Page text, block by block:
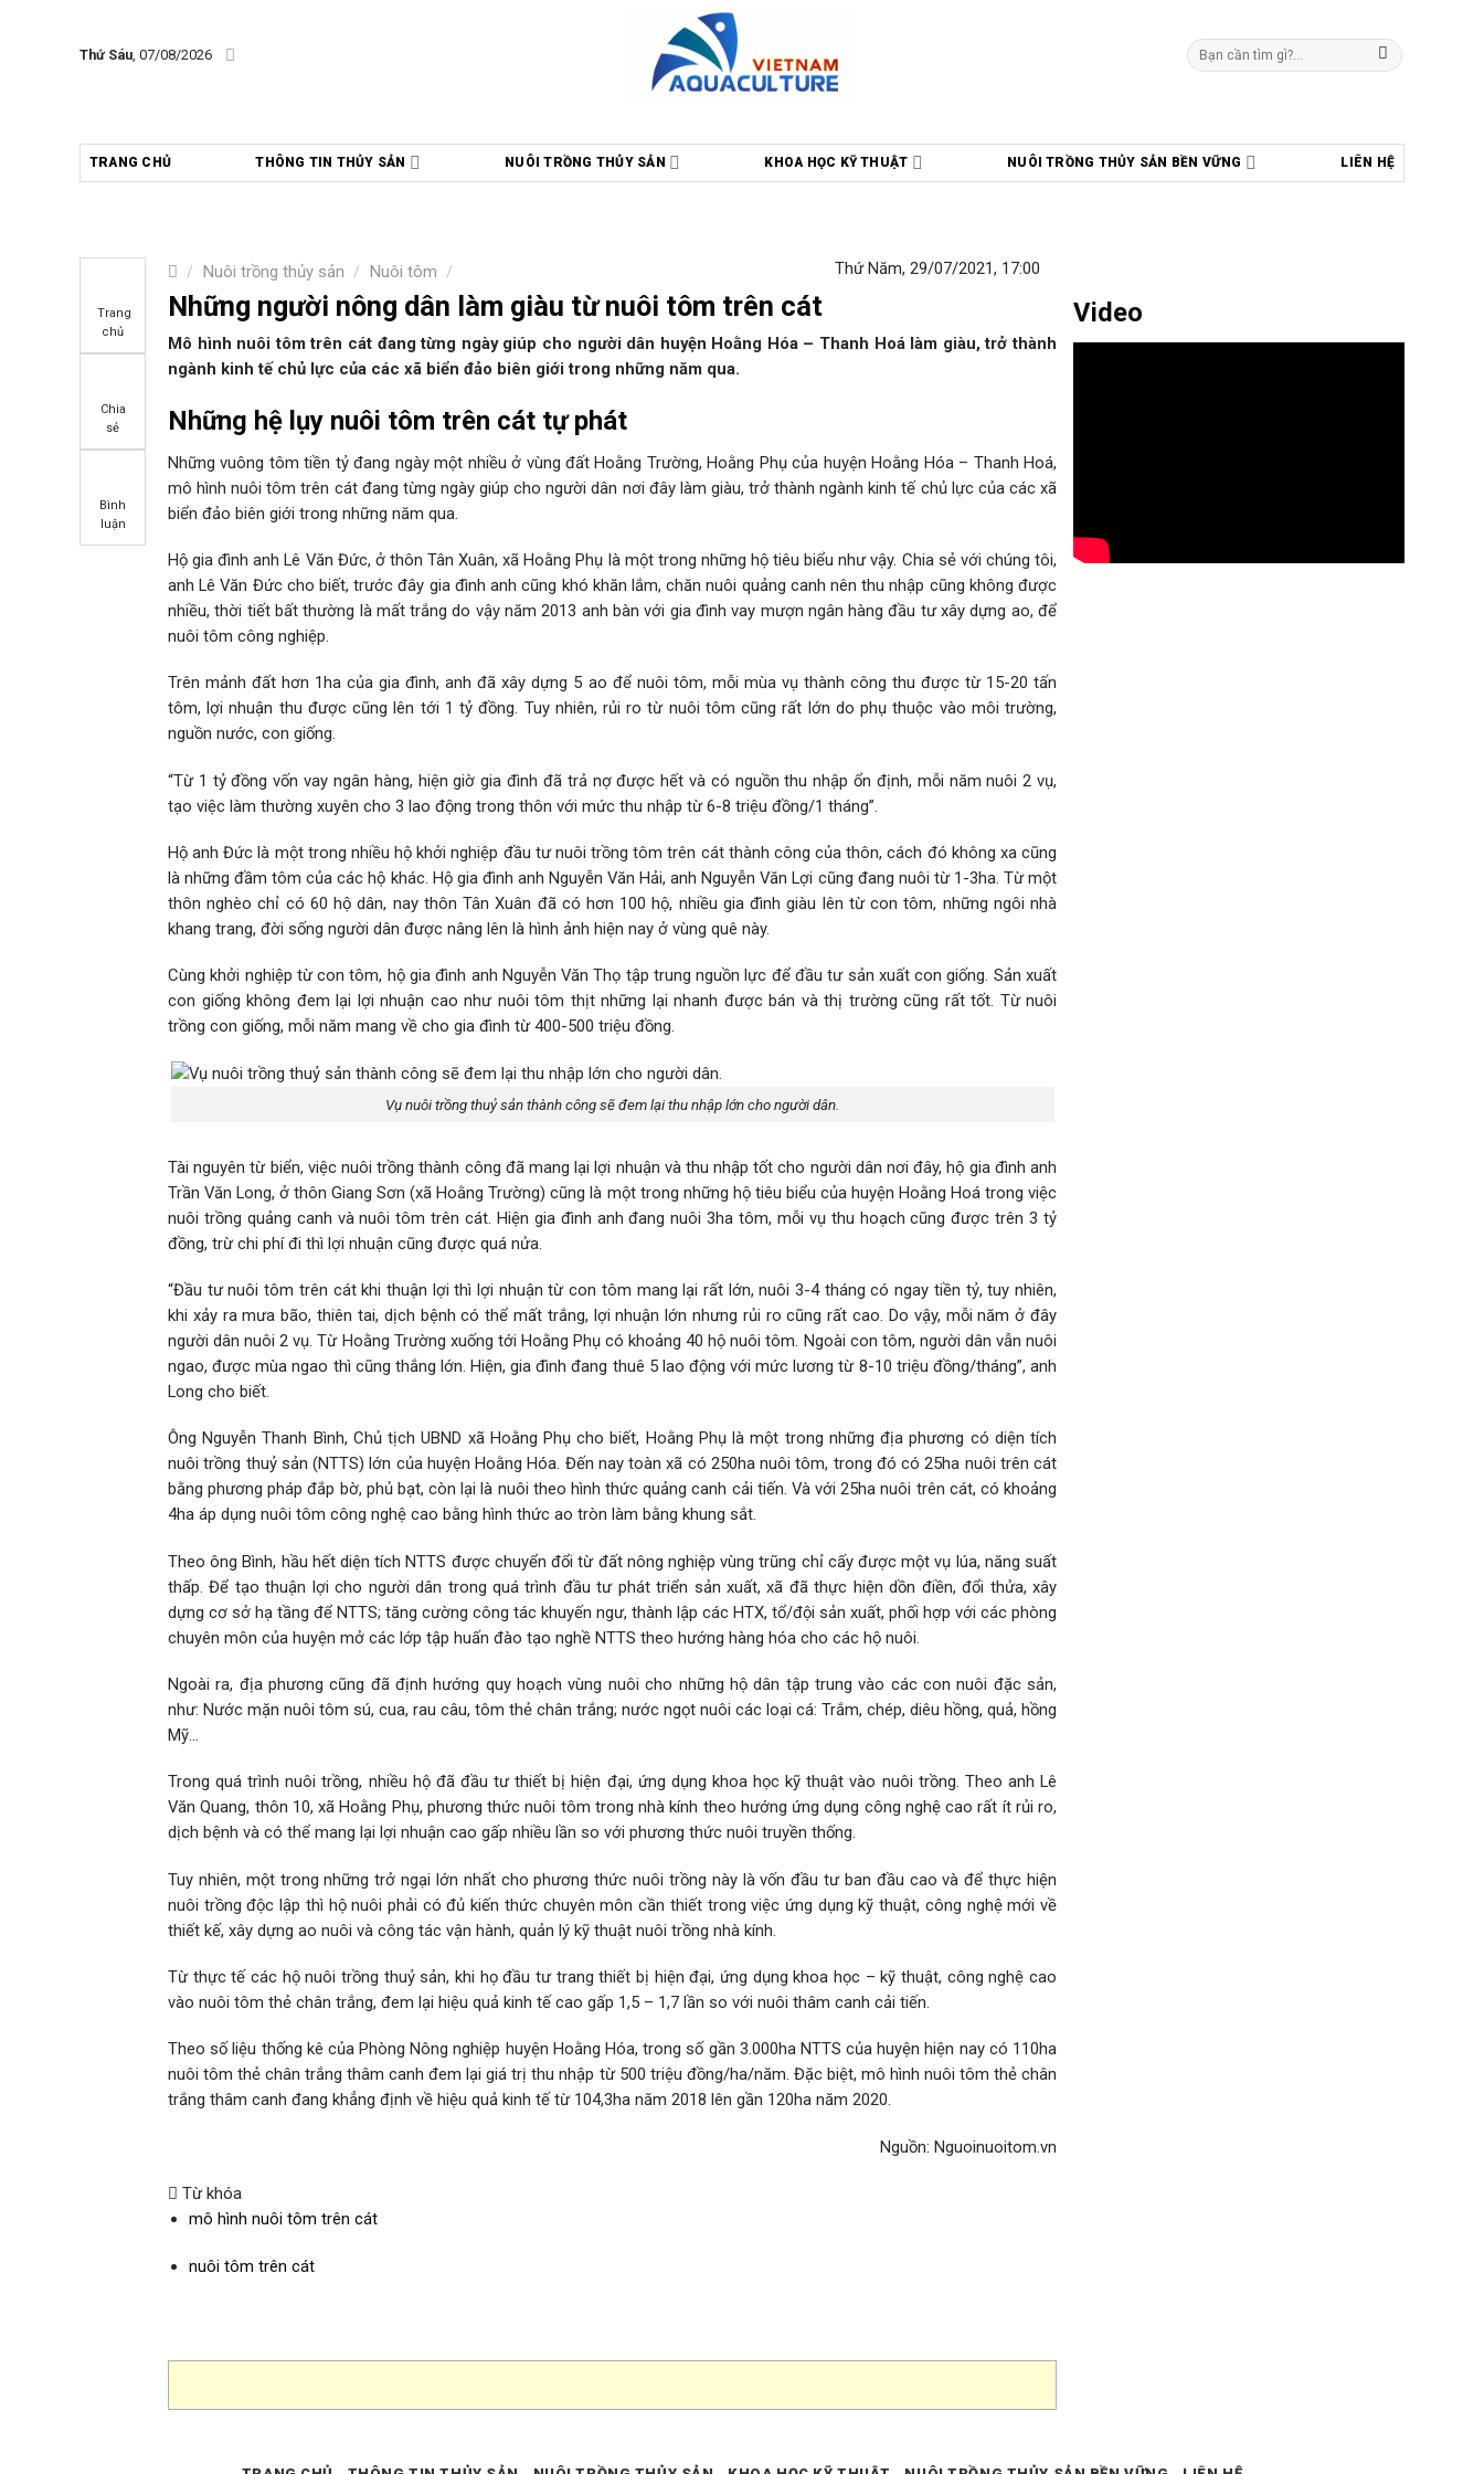
Thứ Sáu, 07/08/2026
Tìm
kiếm:
TRANG CHỦ THÔNG TIN THỦY SẢN NUÔI TRỒNG THỦY SẢN KHOA HỌC KỸ THUẬT NUÔI TRỒNG THỦY SẢN BỀN VỮNG LIÊN HỆ
/ Nuôi trồng thủy sản / Nuôi tôm /
Trang
chủ
Chia
sẻ
Bình
luận
Thứ Năm, 29/07/2021, 17:00
Những người nông dân làm giàu từ nuôi tôm trên cát
Mô hình nuôi tôm trên cát đang từng ngày giúp cho người dân huyện Hoằng Hóa – Thanh Hoá làm giàu, trở thành
ngành kinh tế chủ lực của các xã biển đảo biên giới trong những năm qua.
Những hệ lụy nuôi tôm trên cát tự phát
Những vuông tôm tiền tỷ đang ngày một nhiều ở vùng đất Hoằng Trường, Hoằng Phụ của huyện Hoằng Hóa – Thanh Hoá,
mô hình nuôi tôm trên cát đang từng ngày giúp cho người dân nơi đây làm giàu, trở thành ngành kinh tế chủ lực của các xã
biển đảo biên giới trong những năm qua.
Hộ gia đình anh Lê Văn Đức, ở thôn Tân Xuân, xã Hoằng Phụ là một trong những hộ tiêu biểu như vậy. Chia sẻ với chúng tôi,
anh Lê Văn Đức cho biết, trước đây gia đình anh cũng khó khăn lắm, chăn nuôi quảng canh nên thu nhập cũng không được
nhiều, thời tiết bất thường là mất trắng do vậy năm 2013 anh bàn với gia đình vay mượn ngân hàng đầu tư xây dựng ao, để
nuôi tôm công nghiệp.
Trên mảnh đất hơn 1ha của gia đình, anh đã xây dựng 5 ao để nuôi tôm, mỗi mùa vụ thành công thu được từ 15-20 tấn
tôm, lợi nhuận thu được cũng lên tới 1 tỷ đồng. Tuy nhiên, rủi ro từ nuôi tôm cũng rất lớn do phụ thuộc vào môi trường,
nguồn nước, con giống.
“Từ 1 tỷ đồng vốn vay ngân hàng, hiện giờ gia đình đã trả nợ được hết và có nguồn thu nhập ổn định, mỗi năm nuôi 2 vụ,
tạo việc làm thường xuyên cho 3 lao động trong thôn với mức thu nhập từ 6-8 triệu đồng/1 tháng”.
Hộ anh Đức là một trong nhiều hộ khởi nghiệp đầu tư nuôi trồng tôm trên cát thành công của thôn, cách đó không xa cũng
là những đầm tôm của các hộ khác. Hộ gia đình anh Nguyễn Văn Hải, anh Nguyễn Văn Lợi cũng đang nuôi từ 1-3ha. Từ một
thôn nghèo chỉ có 60 hộ dân, nay thôn Tân Xuân đã có hơn 100 hộ, nhiều gia đình giàu lên từ con tôm, những ngôi nhà
khang trang, đời sống người dân được nâng lên là hình ảnh hiện nay ở vùng quê này.
Cùng khởi nghiệp từ con tôm, hộ gia đình anh Nguyễn Văn Thọ tập trung nguồn lực để đầu tư sản xuất con giống. Sản xuất
con giống không đem lại lợi nhuận cao như nuôi tôm thịt những lại nhanh được bán và thị trường cũng rất tốt. Từ nuôi
trồng con giống, mỗi năm mang về cho gia đình từ 400-500 triệu đồng.
Vụ nuôi trồng thuỷ sản thành công sẽ đem lại thu nhập lớn cho người dân.
Tài nguyên từ biển, việc nuôi trồng thành công đã mang lại lợi nhuận và thu nhập tốt cho người dân nơi đây, hộ gia đình anh
Trần Văn Long, ở thôn Giang Sơn (xã Hoằng Trường) cũng là một trong những hộ tiêu biểu của huyện Hoằng Hoá trong việc
nuôi trồng quảng canh và nuôi tôm trên cát. Hiện gia đình anh đang nuôi 3ha tôm, mỗi vụ thu hoạch cũng được trên 3 tỷ
đồng, trừ chi phí đi thì lợi nhuận cũng được quá nửa.
“Đầu tư nuôi tôm trên cát khi thuận lợi thì lợi nhuận từ con tôm mang lại rất lớn, nuôi 3-4 tháng có ngay tiền tỷ, tuy nhiên,
khi xảy ra mưa bão, thiên tai, dịch bệnh có thể mất trắng, lợi nhuận lớn nhưng rủi ro cũng rất cao. Do vậy, mỗi năm ở đây
người dân nuôi 2 vụ. Từ Hoằng Trường xuống tới Hoằng Phụ có khoảng 40 hộ nuôi tôm. Ngoài con tôm, người dân vẫn nuôi
ngao, được mùa ngao thì cũng thắng lớn. Hiện, gia đình đang thuê 5 lao động với mức lương từ 8-10 triệu đồng/tháng”, anh
Long cho biết.
Ông Nguyễn Thanh Bình, Chủ tịch UBND xã Hoằng Phụ cho biết, Hoằng Phụ là một trong những địa phương có diện tích
nuôi trồng thuỷ sản (NTTS) lớn của huyện Hoằng Hóa. Đến nay toàn xã có 250ha nuôi tôm, trong đó có 25ha nuôi trên cát
bằng phương pháp đắp bờ, phủ bạt, còn lại là nuôi theo hình thức quảng canh cải tiến. Và với 25ha nuôi trên cát, có khoảng
4ha áp dụng nuôi tôm công nghệ cao bằng hình thức ao tròn làm bằng khung sắt.
Theo ông Bình, hầu hết diện tích NTTS được chuyển đổi từ đất nông nghiệp vùng trũng chỉ cấy được một vụ lúa, năng suất
thấp. Để tạo thuận lợi cho người dân trong quá trình đầu tư phát triển sản xuất, xã đã thực hiện dồn điền, đổi thửa, xây
dựng cơ sở hạ tầng để NTTS; tăng cường công tác khuyến ngư, thành lập các HTX, tổ/đội sản xuất, phối hợp với các phòng
chuyên môn của huyện mở các lớp tập huấn đào tạo nghề NTTS theo hướng hàng hóa cho các hộ nuôi.
Ngoài ra, địa phương cũng đã định hướng quy hoạch vùng nuôi cho những hộ dân tập trung vào các con nuôi đặc sản,
như: Nước mặn nuôi tôm sú, cua, rau câu, tôm thẻ chân trắng; nước ngọt nuôi các loại cá: Trắm, chép, diêu hồng, quả, hồng
Mỹ…
Trong quá trình nuôi trồng, nhiều hộ đã đầu tư thiết bị hiện đại, ứng dụng khoa học kỹ thuật vào nuôi trồng. Theo anh Lê
Văn Quang, thôn 10, xã Hoằng Phụ, phương thức nuôi tôm trong nhà kính theo hướng ứng dụng công nghệ cao rất ít rủi ro,
dịch bệnh và có thể mang lại lợi nhuận cao gấp nhiều lần so với phương thức nuôi truyền thống.
Tuy nhiên, một trong những trở ngại lớn nhất cho phương thức nuôi trồng này là vốn đầu tư ban đầu cao và để thực hiện
nuôi trồng độc lập thì hộ nuôi phải có đủ kiến thức chuyên môn cần thiết trong việc ứng dụng kỹ thuật, công nghệ mới về
thiết kế, xây dựng ao nuôi và công tác vận hành, quản lý kỹ thuật nuôi trồng nhà kính.
Từ thực tế các hộ nuôi trồng thuỷ sản, khi họ đầu tư trang thiết bị hiện đại, ứng dụng khoa học – kỹ thuật, công nghệ cao
vào nuôi tôm thẻ chân trắng, đem lại hiệu quả kinh tế cao gấp 1,5 – 1,7 lần so với nuôi thâm canh cải tiến.
Theo số liệu thống kê của Phòng Nông nghiệp huyện Hoằng Hóa, trong số gần 3.000ha NTTS của huyện hiện nay có 110ha
nuôi tôm thẻ chân trắng thâm canh đem lại giá trị thu nhập từ 500 triệu đồng/ha/năm. Đặc biệt, mô hình nuôi tôm thẻ chân
trắng thâm canh đang khẳng định về hiệu quả kinh tế từ 104,3ha năm 2018 lên gần 120ha năm 2020.
Nguồn: Nguoinuoitom.vn
Từ khóa
mô hình nuôi tôm trên cát
nuôi tôm trên cát
Video